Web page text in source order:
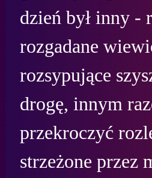
dzień był inny -
rozgadane
rozsypujące
drogę, innym
przekroczyć
strzeżone przez